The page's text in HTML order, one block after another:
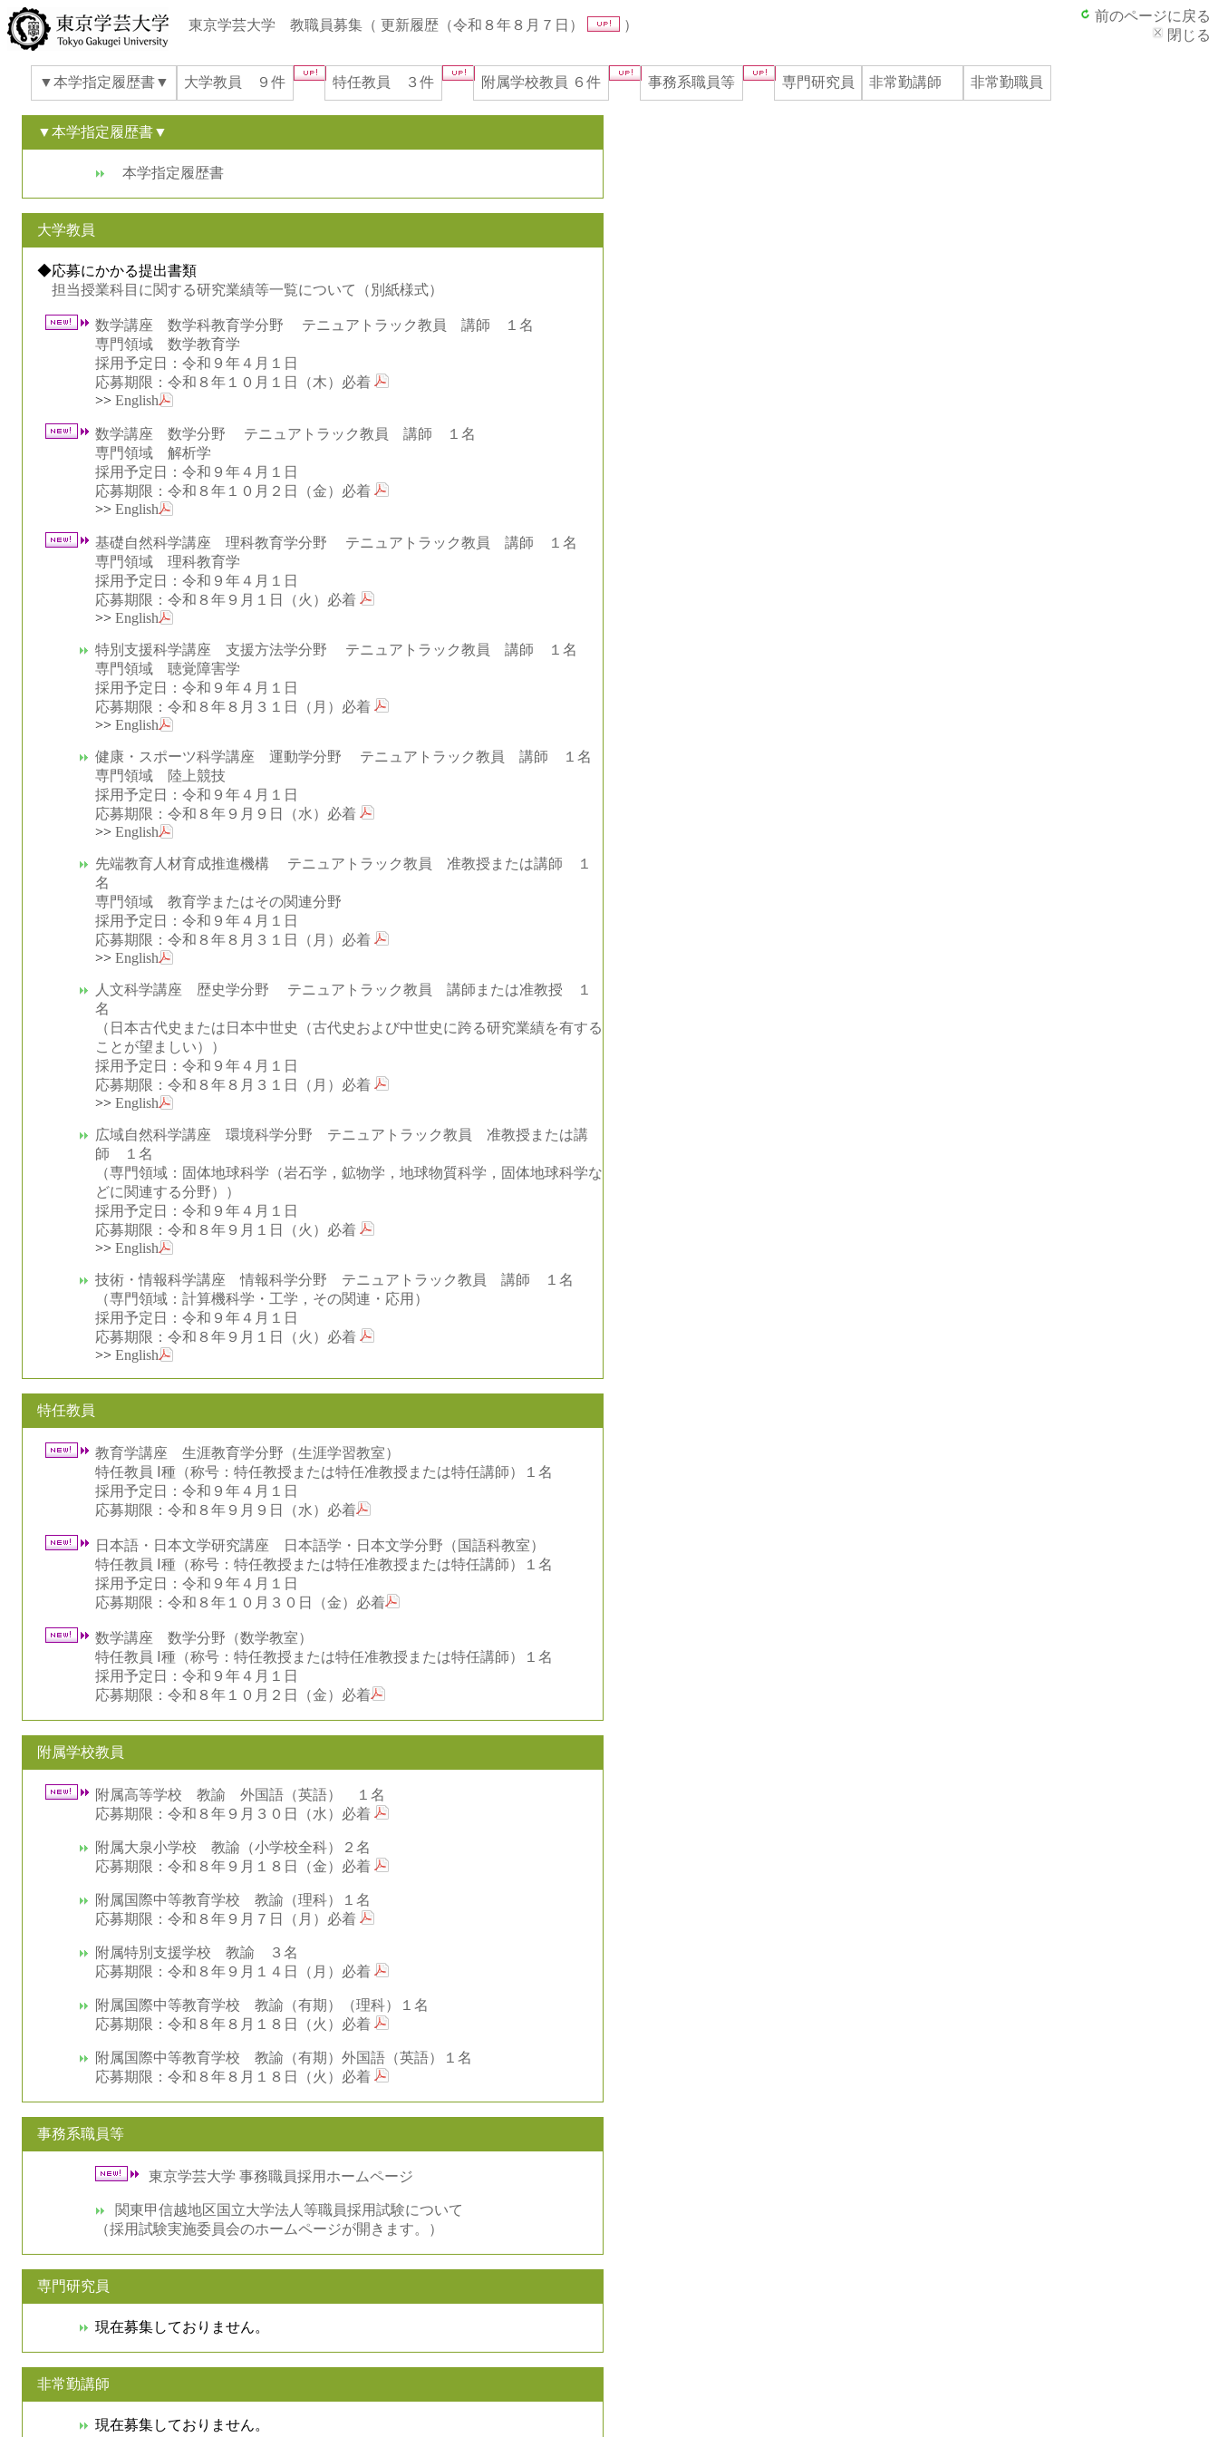
東京学芸大学 教職員募集（ 更新履歴（令和８年８月７日） ）
前のページに戻る
閉じる
▼本学指定履歴書▼ 大学教員 ９件 特任教員 ３件 附属学校教員 ６件 事務系職員等 専門研究員 非常勤講師 非常勤職員
▼本学指定履歴書▼
本学指定履歴書
大学教員
◆応募にかかる提出書類
担当授業科目に関する研究業績等一覧について（別紙様式）
数学講座 数学科教育学分野 テニュアトラック教員 講師 １名
専門領域 数学教育学
採用予定日：令和９年４月１日
応募期限：令和８年１０月１日（木）必着
>> English
数学講座 数学分野 テニュアトラック教員 講師 １名
専門領域 解析学
採用予定日：令和９年４月１日
応募期限：令和８年１０月２日（金）必着
>> English
基礎自然科学講座 理科教育学分野 テニュアトラック教員 講師 １名
専門領域 理科教育学
採用予定日：令和９年４月１日
応募期限：令和８年９月１日（火）必着
>> English
特別支援科学講座 支援方法学分野 テニュアトラック教員 講師 １名
専門領域 聴覚障害学
採用予定日：令和９年４月１日
応募期限：令和８年８月３１日（月）必着
>> English
健康・スポーツ科学講座 運動学分野 テニュアトラック教員 講師 １名
専門領域 陸上競技
採用予定日：令和９年４月１日
応募期限：令和８年９月９日（水）必着
>> English
先端教育人材育成推進機構 テニュアトラック教員 准教授または講師 １
名
専門領域 教育学またはその関連分野
採用予定日：令和９年４月１日
応募期限：令和８年８月３１日（月）必着
>> English
人文科学講座 歴史学分野 テニュアトラック教員 講師または准教授 １
名
（日本古代史または日本中世史（古代史および中世史に跨る研究業績を有する
ことが望ましい））
採用予定日：令和９年４月１日
応募期限：令和８年８月３１日（月）必着
>> English
広域自然科学講座 環境科学分野 テニュアトラック教員 准教授または講
師 １名
（専門領域：固体地球科学（岩石学，鉱物学，地球物質科学，固体地球科学な
どに関連する分野））
採用予定日：令和９年４月１日
応募期限：令和８年９月１日（火）必着
>> English
技術・情報科学講座 情報科学分野 テニュアトラック教員 講師 １名
（専門領域：計算機科学・工学，その関連・応用）
採用予定日：令和９年４月１日
応募期限：令和８年９月１日（火）必着
>> English
特任教員
教育学講座 生涯教育学分野（生涯学習教室）
特任教員 Ⅰ種（称号：特任教授または特任准教授または特任講師）１名
採用予定日：令和９年４月１日
応募期限：令和８年９月９日（水）必着
日本語・日本文学研究講座 日本語学・日本文学分野（国語科教室）
特任教員 Ⅰ種（称号：特任教授または特任准教授または特任講師）１名
採用予定日：令和９年４月１日
応募期限：令和８年１０月３０日（金）必着
数学講座 数学分野（数学教室）
特任教員 Ⅰ種（称号：特任教授または特任准教授または特任講師）１名
採用予定日：令和９年４月１日
応募期限：令和８年１０月２日（金）必着
附属学校教員
附属高等学校 教諭 外国語（英語） １名
応募期限：令和８年９月３０日（水）必着
附属大泉小学校 教諭（小学校全科）２名
応募期限：令和８年９月１８日（金）必着
附属国際中等教育学校 教諭（理科）１名
応募期限：令和８年９月７日（月）必着
附属特別支援学校 教諭 ３名
応募期限：令和８年９月１４日（月）必着
附属国際中等教育学校 教諭（有期）（理科）１名
応募期限：令和８年８月１８日（火）必着
附属国際中等教育学校 教諭（有期）外国語（英語）１名
応募期限：令和８年８月１８日（火）必着
事務系職員等
東京学芸大学 事務職員採用ホームページ
関東甲信越地区国立大学法人等職員採用試験について
（採用試験実施委員会のホームページが開きます。）
専門研究員
現在募集しておりません。
非常勤講師
現在募集しておりません。